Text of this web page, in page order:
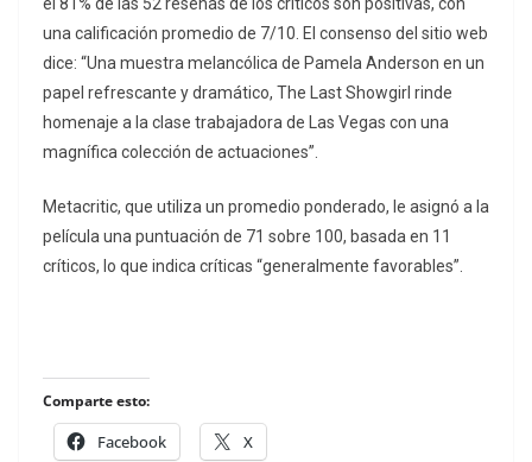
una calificación promedio de 7/10. El consenso del sitio web
dice: “Una muestra melancólica de Pamela Anderson en un
papel refrescante y dramático, The Last Showgirl rinde
homenaje a la clase trabajadora de Las Vegas con una
magnífica colección de actuaciones”.
Metacritic, que utiliza un promedio ponderado, le asignó a la
película una puntuación de 71 sobre 100, basada en 11
críticos, lo que indica críticas “generalmente favorables”.
Comparte esto:
Facebook X